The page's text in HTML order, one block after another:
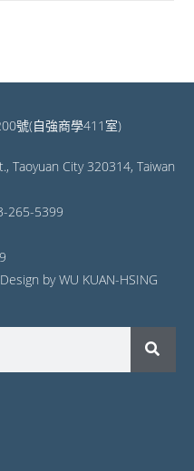
號(自強商學411室)
Taoyuan City 320314, Taiwan
265-5399
by WU KUAN-HSING